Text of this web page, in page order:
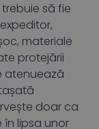
să fie
materiale
protejării
atenuează
doar ca
în lipsa unor